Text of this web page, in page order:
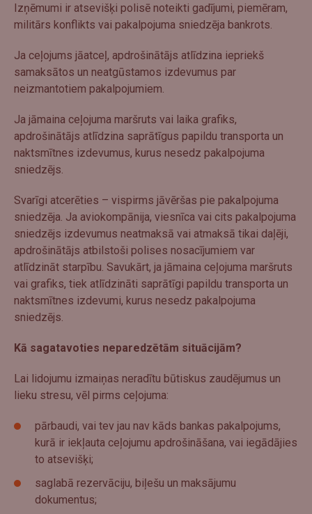
Izņēmumi ir atsevišķi polisē noteikti gadījumi, piemēram,
militārs konflikts vai pakalpojuma sniedzēja bankrots.
Ja ceļojums jāatceļ, apdrošinātājs atlīdzina iepriekš
samaksātos un neatgūstamos izdevumus par
neizmantotiem pakalpojumiem.
Ja jāmaina ceļojuma maršruts vai laika grafiks,
apdrošinātājs atlīdzina saprātīgus papildu transporta un
naktsmītnes izdevumus, kurus nesedz pakalpojuma
sniedzējs.
Svarīgi atcerēties – vispirms jāvēršas pie pakalpojuma
sniedzēja. Ja aviokompānija, viesnīca vai cits pakalpojuma
sniedzējs izdevumus neatmaksā vai atmaksā tikai daļēji,
apdrošinātājs atbilstoši polises nosacījumiem var
atlīdzināt starpību. Savukārt, ja jāmaina ceļojuma maršruts
vai grafiks, tiek atlīdzināti saprātīgi papildu transporta un
naktsmītnes izdevumi, kurus nesedz pakalpojuma
sniedzējs.
Kā sagatavoties neparedzētām situācijām?
Lai lidojumu izmaiņas neradītu būtiskus zaudējumus un
lieku stresu, vēl pirms ceļojuma:
pārbaudi, vai tev jau nav kāds bankas pakalpojums,
kurā ir iekļauta ceļojumu apdrošināšana, vai iegādājies
to atsevišķi;
saglabā rezervāciju, biļešu un maksājumu
dokumentus;